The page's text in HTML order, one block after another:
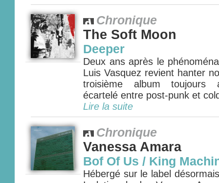
Chronique
The Soft Moon
Deeper
Deux ans après le
Luis Vasquez revient hanter
troisième album toujours
écartelé entre post-punk et
Lire la suite
Chronique
Vanessa Amara
Bof Of Us / King
Hébergé sur le label